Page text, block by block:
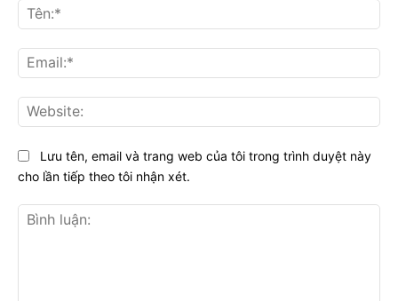
Lưu tên, email và trang web của tôi trong trình duyệt này
cho lần tiếp theo tôi nhận xét.